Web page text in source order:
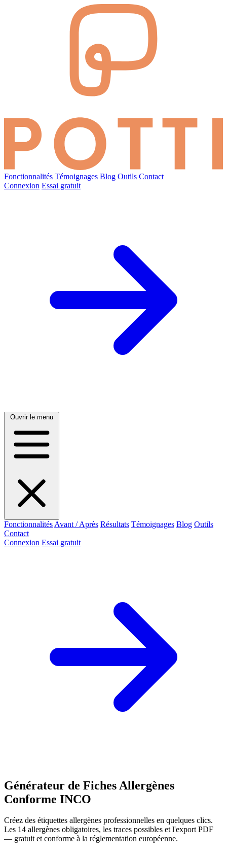
Fonctionnalités Témoignages Blog Outils Contact
Connexion Essai gratuit
Ouvrir le menu
Fonctionnalités Avant / Après Résultats Témoignages Blog Outils
Contact
Connexion Essai gratuit
Générateur de Fiches Allergènes
Conforme INCO
Créez des étiquettes allergènes professionnelles en quelques clics.
Les 14 allergènes obligatoires, les traces possibles et l'export PDF
— gratuit et conforme à la réglementation européenne.